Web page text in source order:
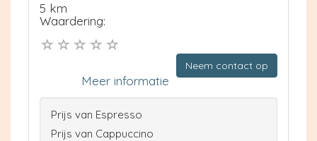
5 km
Waardering:
Neem contact op
Meer informatie
Prijs van Espresso
Prijs van Cappuccino